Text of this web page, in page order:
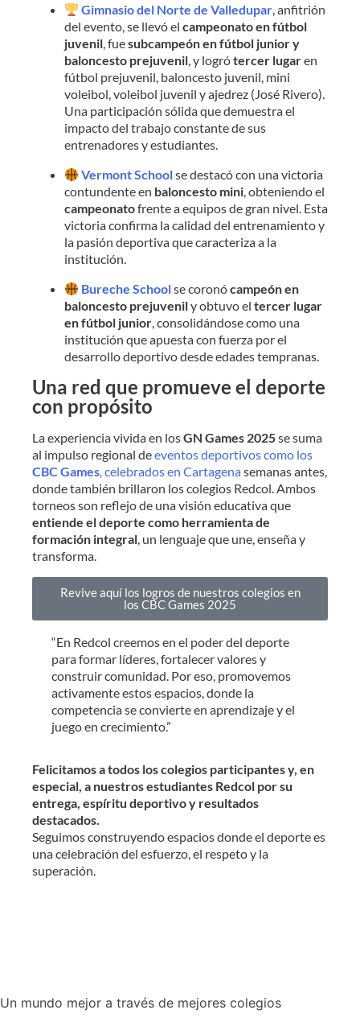
Gimnasio del Norte de Valledupar, anfitrión
del evento, se llevó el campeonato en fútbol
juvenil, fuesubcampeón en fútbol junior y
baloncesto prejuvenil, y logrótercer lugaren
fútbol prejuvenil, baloncesto juvenil, mini
voleibol, voleibol juvenil y ajedrez (José Rivero).
Una participación sólida que demuestra el
impacto del trabajo constante de sus
entrenadores y estudiantes.
Vermont Schoolse destacó con una victoria
contundente en baloncesto mini, obteniendo el
campeonatofrente a equipos de gran nivel. Esta
victoria confirma la calidad del entrenamiento y
la pasión deportiva que caracteriza a la
institución.
Bureche Schoolse coronócampeón en
baloncesto prejuvenily obtuvo el tercer lugar
en fútbol junior, consolidándose como una
institución que apuesta con fuerza por el
desarrollo deportivo desde edades tempranas.
Una red que promueve el deporte
con propósito
La experiencia vivida en losGN Games 2025se suma
al impulso regional deeventos deportivos como los
CBC Games, celebrados en Cartagenasemanas antes,
donde también brillaron los colegios Redcol. Ambos
torneos son reflejo de una visión educativa que
entiende el deporte como herramienta de
formación integral, un lenguaje que une, enseña y
transforma.
Revive aquí los logros de nuestros colegios en
los CBC Games 2025
“En Redcol creemos en el poder del deporte
para formar líderes, fortalecer valores y
construir comunidad. Por eso, promovemos
activamente estos espacios, donde la
competencia se convierte en aprendizaje y el
juego en crecimiento.”
Felicitamos a todos los colegios participantes y, en
especial, a nuestros estudiantes Redcol por su
entrega, espíritu deportivo y resultados
destacados.
Seguimos construyendo espacios donde el deporte es
una celebración del esfuerzo, el respeto y la
superación.
Un mundo mejor a través de mejores colegios